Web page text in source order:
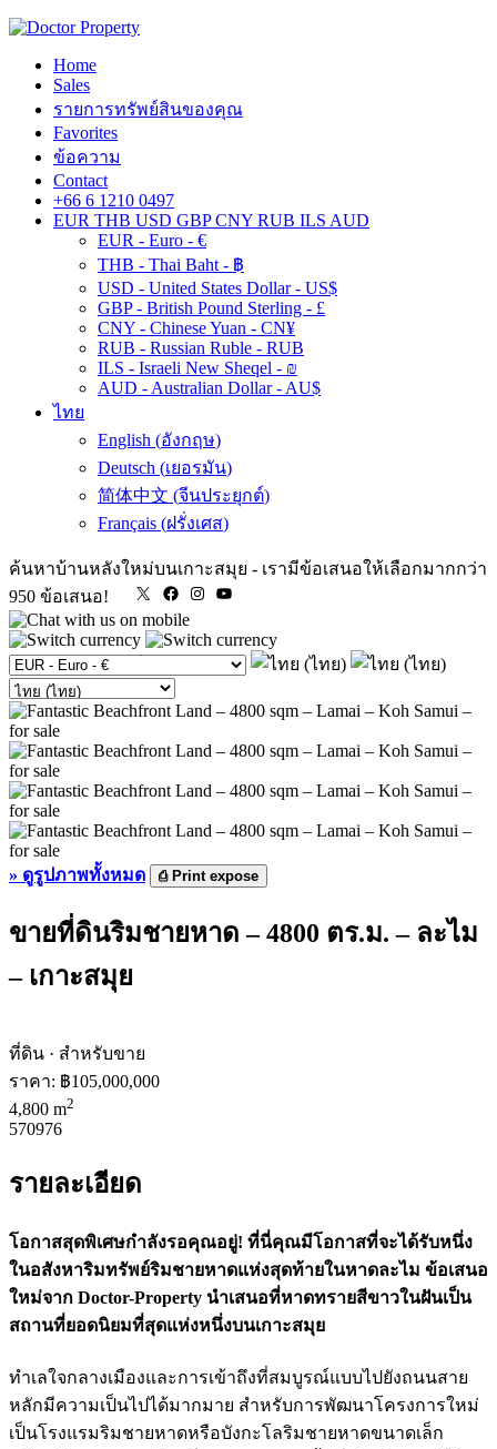
Home
Sales
รายการทรัพย์สินของคุณ
Favorites
ข้อความ
Contact
+66 6 1210 0497
EUR THB USD GBP CNY RUB ILS AUD
EUR - Euro - €
THB - Thai Baht - ฿
USD - United States Dollar - US$
GBP - British Pound Sterling - £
CNY - Chinese Yuan - CN¥
RUB - Russian Ruble - RUB
ILS - Israeli New Sheqel - ₪
AUD - Australian Dollar - AU$
ไทย
English (อังกฤษ)
Deutsch (เยอรมัน)
简体中文 (จีนประยุกต์)
Français (ฝรั่งเศส)
ค้นหาบ้านหลังใหม่บนเกาะสมุย - เรามีข้อเสนอให้เลือกมากกว่า
950 ข้อเสนอ!
X FacebookInstagram
» ดูรูปภาพทั้งหมด ⎙Print expose
ขายที่ดินริมชายหาด – 4800 ตร.ม. – ละไม
– เกาะสมุย
ที่ดิน · สำหรับขาย
ราคา: ฿105,000,000
4,800 m2
570976
รายละเอียด
โอกาสสุดพิเศษกำลังรอคุณอยู่! ที่นี่คุณมีโอกาสที่จะได้รับหนึ่ง
ในอสังหาริมทรัพย์ริมชายหาดแห่งสุดท้ายในหาดละไม ข้อเสนอ
ใหม่จาก Doctor-Property นำเสนอที่หาดทรายสีขาวในฝันเป็น
สถานที่ยอดนิยมที่สุดแห่งหนึ่งบนเกาะสมุย
ทำเลใจกลางเมืองและการเข้าถึงที่สมบูรณ์แบบไปยังถนนสาย
หลักมีความเป็นไปได้มากมาย สำหรับการพัฒนาโครงการใหม่
เป็นโรงแรมริมชายหาดหรือบังกะโลริมชายหาดขนาดเล็ก